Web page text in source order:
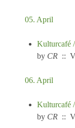
05. April
Kulturcafé
by CR ::
06. April
Kulturcafé
by CR ::